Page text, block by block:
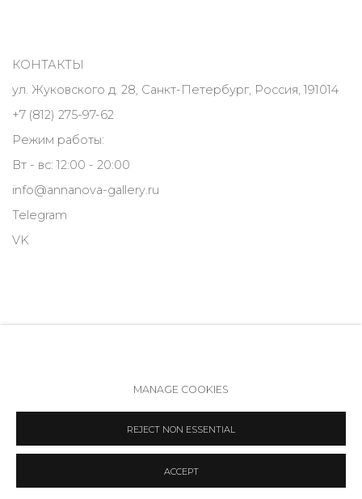
КОНТАКТЫ
ул. Жуковского д. 28, Санкт-Петербург, Россия, 191014
+7 (812) 275-97-62
Режим работы:
Вт - вс: 12:00 - 20:00
info@annanova-gallery.ru
Telegram
VK
COPYRIGHT © 2026 ANNA NOVA GALLERY SITE BY ARTLOGIC
MANAGE COOKIES
REJECT NON ESSENTIAL
ACCEPT